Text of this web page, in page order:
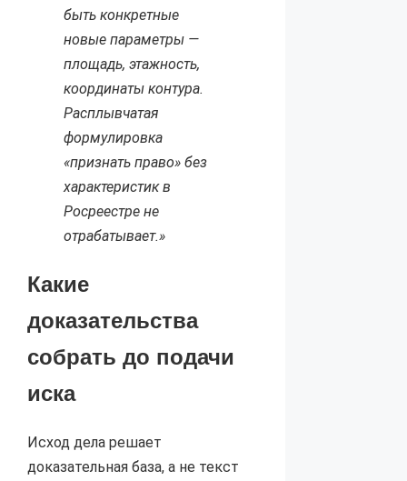
быть конкретные
новые параметры —
площадь, этажность,
координаты контура.
Расплывчатая
формулировка
«признать право» без
характеристик в
Росреестре не
отрабатывает.»
Какие
доказательства
собрать до подачи
иска
Исход дела решает
доказательная база, а не текст